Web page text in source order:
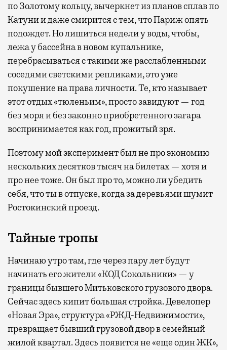
по Золотому кольцу, вычеркнет из планов сплав по
Катуни и даже смирится с тем, что Париж опять
подождет. Но лишиться недели у воды, чтобы,
лежа у бассейна в новом купальнике,
перебрасываться с такими же расслабленными
соседями светскими репликами, это уже
покушение на права личности. Те, кто называет
этот отдых «тюленьим», просто завидуют — год
без моря и без законно приобретенного загара
воспринимается как год, прожитый зря.
Поэтому мой эксперимент был не про экономию
нескольких десятков тысяч на билетах — хотя и
про нее тоже. Он был про то, можно ли убедить
себя, что ты в отпуске, когда за деревьями шумит
Ростокинский проезд.
Тайные тропы
Начинаю утро там, где через пару лет будут
начинать его жители «КОД Сокольники» — у
границы бывшего Митьковского грузового двора.
Сейчас здесь кипит большая стройка. Девелопер
«Новая Эра», структура «РЖД-Недвижимости»,
превращает бывший грузовой двор в семейный
жилой квартал. Здесь появится не «еще один ЖК»,